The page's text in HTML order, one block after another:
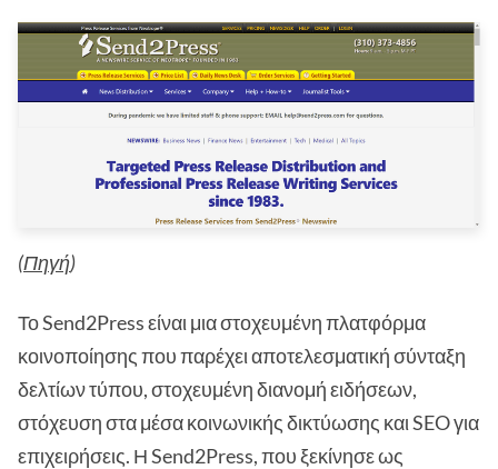
(Πηγή)
Το Send2Press είναι μια στοχευμένη πλατφόρμα
κοινοποίησης που παρέχει αποτελεσματική σύνταξη
δελτίων τύπου, στοχευμένη διανομή ειδήσεων,
στόχευση στα μέσα κοινωνικής δικτύωσης και SEO για
επιχειρήσεις. Η Send2Press, που ξεκίνησε ως